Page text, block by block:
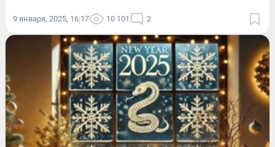
9 января, 2025, 16:17 10 101 2